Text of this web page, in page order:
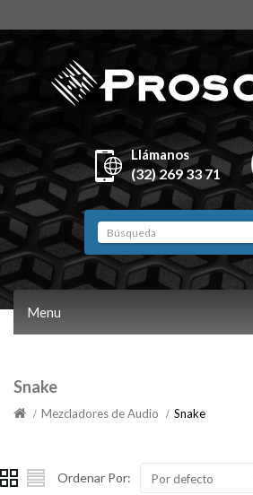
Llámanos
(32) 269 33 71
Menu
Snake
Mezcladores de Audio Snake
Ordenar Por: Por defecto